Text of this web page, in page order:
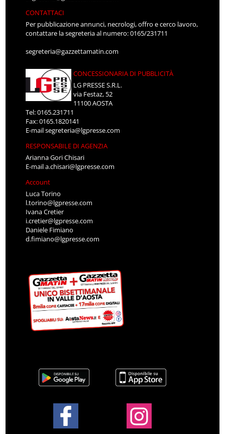
CONTATTACI
Per pubblicazione annunci, necrologi, offro e cerco lavoro,
contattare la segreteria al numero: 0165/231711
segreteria@gazzettamatin.com
CONCESSIONARIA DI PUBBLICITÀ
LG PRESSE S.R.L.
via Festaz, 52
11100 AOSTA
Tel: 0165.231711
Fax: 0165.1820141
E-mailsegreteria@lgpresse.com
RESPONSABILE DI AGENZIA
Arianna Gori Chisari
E-maila.chisari@lgpresse.com
Account
Luca Torino
l.torino@lgpresse.com
Ivana Cretier
i.cretier@lgpresse.com
Daniele Fimiano
d.fimiano@lgpresse.com